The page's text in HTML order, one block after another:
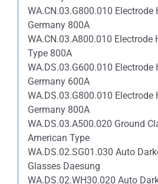
WA.CN.03.G800.010 Electrode
Germany 800A
WA.CN.03.A800.010 Electrode
Type 800A
WA.DS.03.G600.010 Electrode
Germany 600A
WA.DS.03.G800.010 Electrode
Germany 800A
WA.DS.03.A500.020 Ground
American Type
WA.DS.02.SG01.030 Auto
Glasses Daesung
WA.DS.02.WH30.020 Auto